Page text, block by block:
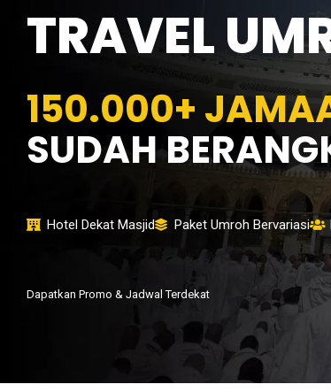
TRAVEL
150.000+
SUDAH
Hotel Dekat Masjid Paket Umroh Bervariasi
Dapatkan Promo & Jadwal Terdekat